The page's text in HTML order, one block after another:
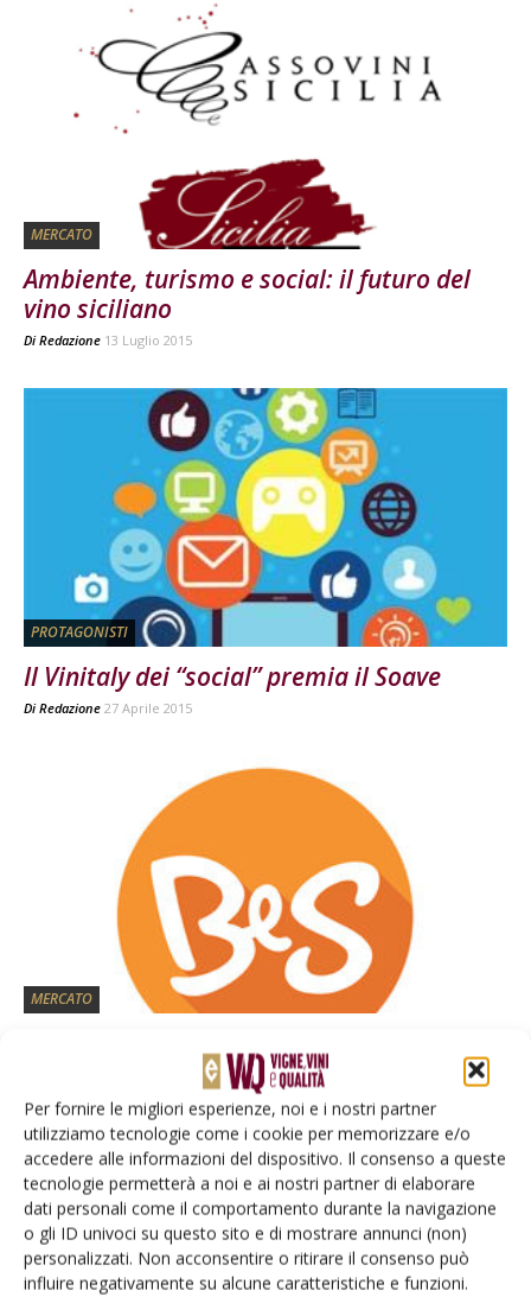
Per fornire le migliori esperienze, noi e i nostri partner
utilizziamo tecnologie come i cookie per memorizzare e/o
accedere alle informazioni del dispositivo. Il consenso a queste
tecnologie permetterà a noi e ai nostri partner di elaborare
dati personali come il comportamento durante la navigazione
o gli ID univoci su questo sito e di mostrare annunci (non)
personalizzati. Non acconsentire o ritirare il consenso può
influire negativamente su alcune caratteristiche e funzioni.
MERCATO
Ambiente, turismo e social: il futuro del
vino siciliano
Di Redazione 13 Luglio 2015
PROTAGONISTI
Il Vinitaly dei “social” premia il Soave
Di Redazione 27 Aprile 2015
MERCATO
DiRedazione 9 Ottobre 2014
E-magazine
Tecniche, prodotti e servizi dalle aziende